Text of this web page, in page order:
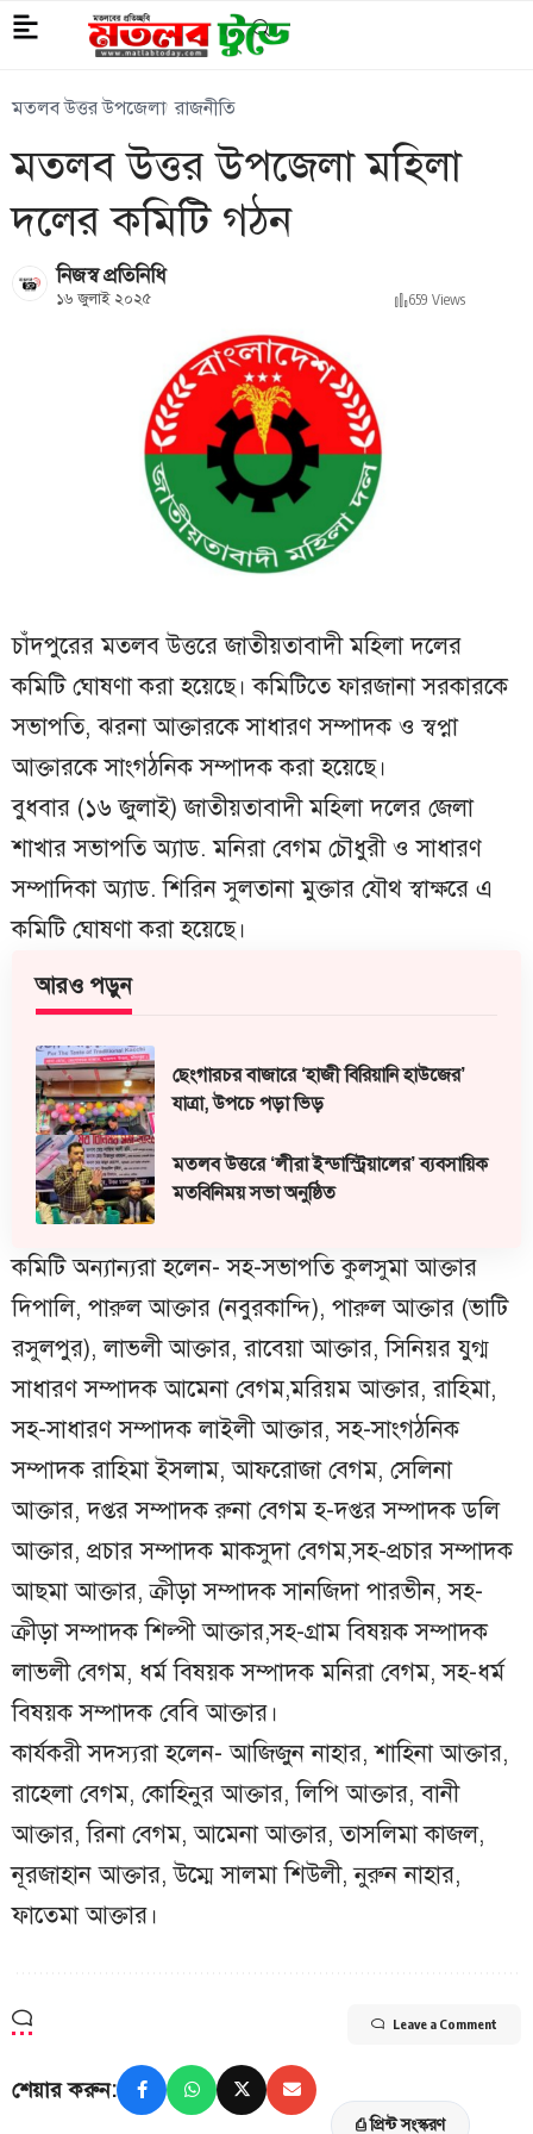
মতলব উত্তর উপজেলা রাজনীতি
মতলব উত্তর উপজেলা মহিলা
দলের কমিটি গঠন
নিজস্ব প্রতিনিধি
১৬ জুলাই ২০২৫ 659 Views
চাঁদপুরের মতলব উত্তরে জাতীয়তাবাদী মহিলা দলের
কমিটি ঘোষণা করা হয়েছে। কমিটিতে ফারজানা সরকারকে
সভাপতি, ঝরনা আক্তারকে সাধারণ সম্পাদক ও স্বপ্না
আক্তারকে সাংগঠনিক সম্পাদক করা হয়েছে।
বুধবার (১৬ জুলাই) জাতীয়তাবাদী মহিলা দলের জেলা
শাখার সভাপতি অ্যাড. মনিরা বেগম চৌধুরী ও সাধারণ
সম্পাদিকা অ্যাড. শিরিন সুলতানা মুক্তার যৌথ স্বাক্ষরে এ
কমিটি ঘোষণা করা হয়েছে।
আরও পড়ুন
ছেংগারচর বাজারে ‘হাজী বিরিয়ানি হাউজের’
যাত্রা, উপচে পড়া ভিড়
মতলব উত্তরে ‘লীরা ইন্ডাস্ট্রিয়ালের’ ব্যবসায়িক
মতবিনিময় সভা অনুষ্ঠিত
কমিটি অন্যান্যরা হলেন- সহ-সভাপতি কুলসুমা আক্তার
দিপালি, পারুল আক্তার (নবুরকান্দি), পারুল আক্তার (ভাটি
রসুলপুর), লাভলী আক্তার, রাবেয়া আক্তার, সিনিয়র যুগ্ম
সাধারণ সম্পাদক আমেনা বেগম,মরিয়ম আক্তার, রাহিমা,
সহ-সাধারণ সম্পাদক লাইলী আক্তার, সহ-সাংগঠনিক
সম্পাদক রাহিমা ইসলাম, আফরোজা বেগম, সেলিনা
আক্তার, দপ্তর সম্পাদক রুনা বেগম হ-দপ্তর সম্পাদক ডলি
আক্তার, প্রচার সম্পাদক মাকসুদা বেগম,সহ-প্রচার সম্পাদক
আছমা আক্তার, ক্রীড়া সম্পাদক সানজিদা পারভীন, সহ-
ক্রীড়া সম্পাদক শিল্পী আক্তার,সহ-গ্রাম বিষয়ক সম্পাদক
লাভলী বেগম, ধর্ম বিষয়ক সম্পাদক মনিরা বেগম, সহ-ধর্ম
বিষয়ক সম্পাদক বেবি আক্তার।
কার্যকরী সদস্যরা হলেন- আজিজুন নাহার, শাহিনা আক্তার,
রাহেলা বেগম, কোহিনুর আক্তার, লিপি আক্তার, বানী
আক্তার, রিনা বেগম, আমেনা আক্তার, তাসলিমা কাজল,
নূরজাহান আক্তার, উম্মে সালমা শিউলী, নুরুন নাহার,
ফাতেমা আক্তার।
Leave a Comment
শেয়ার করুন:
⎙ প্রিন্ট সংস্করণ